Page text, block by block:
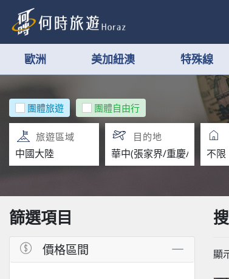
歐洲 美加紐澳 特殊線
團體旅遊 團體自由行
旅遊區域 目的地
篩選項目
價格區間 顯